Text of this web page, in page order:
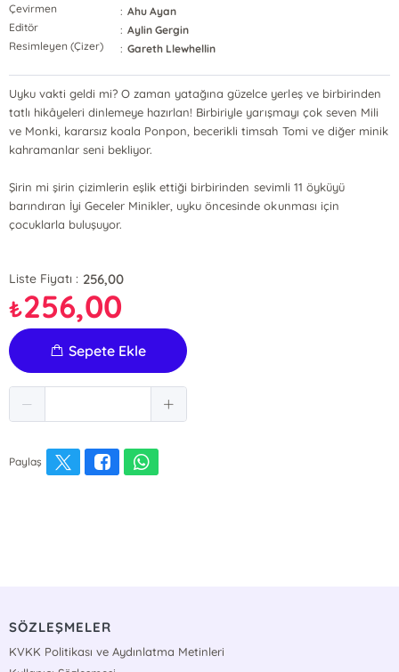
Çevirmen : Ahu Ayan
Editör
: Aylin Gergin
Resimleyen (Çizer)
: Gareth Llewhellin
Uyku vakti geldi mi? O zaman yatağına güzelce yerleş ve birbirinden
tatlı hikâyeleri dinlemeye hazırlan! Birbiriyle yarışmayı çok seven Mili
ve Monki, kararsız koala Ponpon, becerikli timsah Tomi ve diğer minik
kahramanlar seni bekliyor.
Şirin mi şirin çizimlerin eşlik ettiği birbirinden sevimli 11 öyküyü
barındıran İyi Geceler Minikler, uyku öncesinde okunması için
çocuklarla buluşuyor.
Liste Fiyatı : 256,00
₺256,00
Sepete Ekle
Paylaş
SÖZLEŞMELER
KVKK Politikası ve Aydınlatma Metinleri